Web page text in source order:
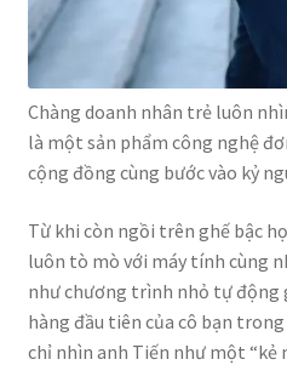
Chàng doanh nhân trẻ luôn
là một sản phẩm công nghệ
cộng đồng cùng bước vào kỷ
Từ khi còn ngồi trên ghế bậc
luôn tò mò với máy tính cùng
như chương trình nhỏ tự động
hàng đầu tiên của cô bạn
chỉ nhìn anh Tiến như một “kẻ